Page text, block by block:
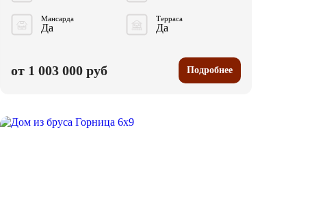
Мансарда
Да
Терраса
Да
от 1 003 000 руб Подробнее